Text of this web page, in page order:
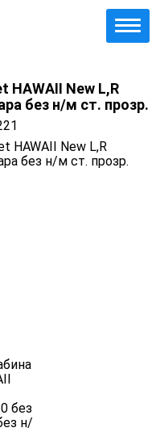
HAWAII New L,R
без н/м ст. прозр.